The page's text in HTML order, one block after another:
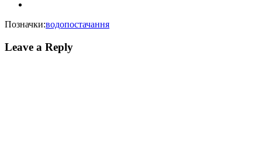
Позначки:водопостачання
Leave a Reply